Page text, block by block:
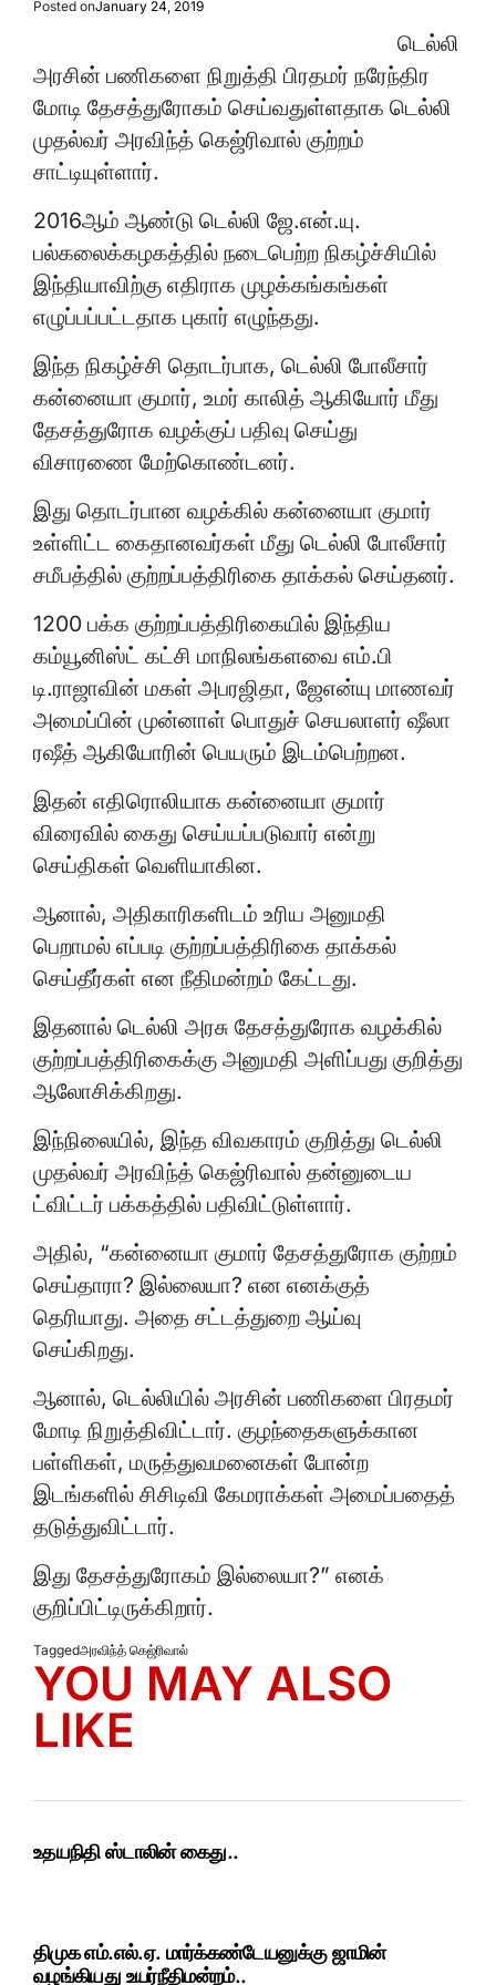
Posted onJanuary 24, 2019
டெல்லி
அரசின் பணிகளை நிறுத்தி பிரதமர் நரேந்திர
மோடி தேசத்துரோகம் செய்வதுள்ளதாக டெல்லி
முதல்வர் அரவிந்த் கெஜ்ரிவால் குற்றம்
சாட்டியுள்ளார்.
2016ஆம் ஆண்டு டெல்லி ஜே.என்.யு.
பல்கலைக்கழகத்தில் நடைபெற்ற நிகழ்ச்சியில்
இந்தியாவிற்கு எதிராக முழக்கங்கங்கள்
எழுப்பப்பட்டதாக புகார் எழுந்தது.
இந்த நிகழ்ச்சி தொடர்பாக, டெல்லி போலீசார்
கன்னையா குமார், உமர் காலித் ஆகியோர் மீது
தேசத்துரோக வழக்குப் பதிவு செய்து
விசாரணை மேற்கொண்டனர்.
இது தொடர்பான வழக்கில் கன்னையா குமார்
உள்ளிட்ட கைதானவர்கள் மீது டெல்லி போலீசார்
சமீபத்தில் குற்றப்பத்திரிகை தாக்கல் செய்தனர்.
1200 பக்க குற்றப்பத்திரிகையில் இந்திய
கம்யூனிஸ்ட் கட்சி மாநிலங்களவை எம்.பி
டி.ராஜாவின் மகள் அபரஜிதா, ஜேஎன்யு மாணவர்
அமைப்பின் முன்னாள் பொதுச் செயலாளர் ஷீலா
ரஷீத் ஆகியோரின் பெயரும் இடம்பெற்றன.
இதன் எதிரொலியாக கன்னையா குமார்
விரைவில் கைது செய்யப்படுவார் என்று
செய்திகள் வெளியாகின.
ஆனால், அதிகாரிகளிடம் உரிய அனுமதி
பெறாமல் எப்படி குற்றப்பத்திரிகை தாக்கல்
செய்தீர்கள் என நீதிமன்றம் கேட்டது.
இதனால் டெல்லி அரசு தேசத்துரோக வழக்கில்
குற்றப்பத்திரிகைக்கு அனுமதி அளிப்பது குறித்து
ஆலோசிக்கிறது.
இந்நிலையில், இந்த விவகாரம் குறித்து டெல்லி
முதல்வர் அரவிந்த் கெஜ்ரிவால் தன்னுடைய
ட்விட்டர் பக்கத்தில் பதிவிட்டுள்ளார்.
அதில், “கன்னையா குமார் தேசத்துரோக குற்றம்
செய்தாரா? இல்லையா? என எனக்குத்
தெரியாது. அதை சட்டத்துறை ஆய்வு
செய்கிறது.
ஆனால், டெல்லியில் அரசின் பணிகளை பிரதமர்
மோடி நிறுத்திவிட்டார். குழந்தைகளுக்கான
பள்ளிகள், மருத்துவமனைகள் போன்ற
இடங்களில் சிசிடிவி கேமராக்கள் அமைப்பதைத்
தடுத்துவிட்டார்.
இது தேசத்துரோகம் இல்லையா?” எனக்
குறிப்பிட்டிருக்கிறார்.
Taggedஅரவிந்த் கெஜ்ரிவால்
YOU MAY ALSO
LIKE
உதயநிதி ஸ்டாலின் கைது..
திமுக எம்.எல்.ஏ. மார்க்கண்டேயனுக்கு ஜாமின்
வழங்கியது உயர்நீதிமன்றம்..